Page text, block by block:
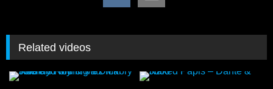
Related videos